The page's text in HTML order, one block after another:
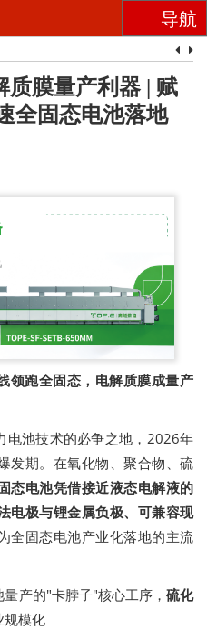
导航
质膜量产利器 | 赋
全固态电池落地
领跑全固态，电解质膜成量产
电池技术的必争之地，2026年
发期。在氧化物、聚合物、硫
态电池凭借接近液态电解液的
电极与锂金属负极、可兼容现
全固态电池产业化落地的主流
产的"卡脖子"核心工序， 硫化
规模化